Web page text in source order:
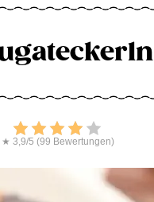
Bewerten
★ 3,9/5 (99 Bewertungen)